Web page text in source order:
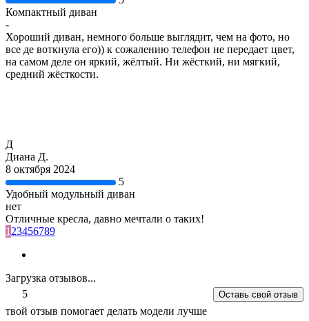
Компактный диван
-
Хороший диван, немного больше выглядит, чем на фото, но
все де воткнула его)) к сожалению телефон не передает цвет,
на самом деле он яркий, жёлтый. Ни жёсткий, ни мягкий,
средний жёсткости.
Д
Диана Д.
8 октября 2024
5
Удобный модульный диван
нет
Отличные кресла, давно мечтали о таких!
1 23456789
Загрузка отзывов...
5
Оставь свой отзыв
твой отзыв помогает делать модели лучше